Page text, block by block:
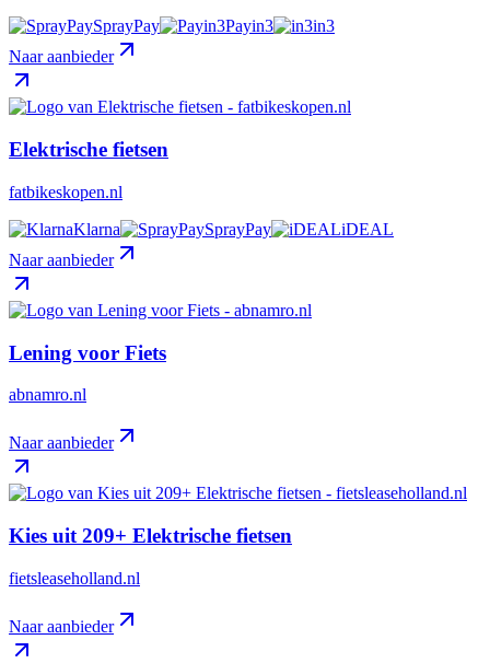
SprayPay
Payin3
in3
Naar aanbieder
Elektrische fietsen
fatbikeskopen.nl
Klarna
SprayPay
iDEAL
Naar aanbieder
Lening voor Fiets
abnamro.nl
Naar aanbieder
Kies uit 209+ Elektrische fietsen
fietsleaseholland.nl
Naar aanbieder